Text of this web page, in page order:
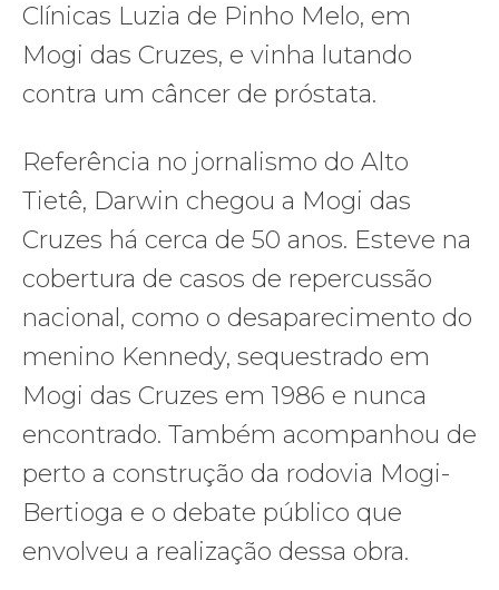
Clínicas Luzia de Pinho Melo, em
Mogi das Cruzes, e vinha lutando
contra um câncer de próstata.
Referência no jornalismo do Alto
Tietê, Darwin chegou a Mogi das
Cruzes há cerca de 50 anos. Esteve na
cobertura de casos de repercussão
nacional, como o desaparecimento do
menino Kennedy, sequestrado em
Mogi das Cruzes em 1986 e nunca
encontrado. Também acompanhou de
perto a construção da rodovia Mogi-
Bertioga e o debate público que
envolveu a realização dessa obra.